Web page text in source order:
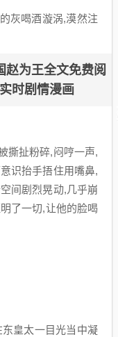
灰喝酒漩涡,漠然注
赵为王全文免费阅
时剧情漫画
撕扯粉碎,闷哼一声,
识抬手捂住用嘴鼻,
间剧烈晃动,几乎崩
了一切,让他的脸喝
皇太一目光当中凝